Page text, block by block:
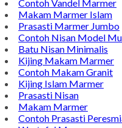
Harga Hubungi CS
Tersedia
Hubungi Kami
Kijing Makam Islam
Batu Nisan Marmer
Daftar Harga Batu Nisan
Plakat Vandel
Makam Granite Kristen
Wastafel Batu Kali
Batu Nisan Marmer